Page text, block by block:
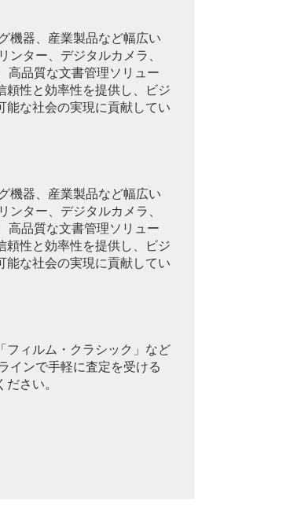
機器、産業製品など幅広い
ター、デジタルカメラ、
高品質な文書管理ソリュー
頼性と効率性を提供し、ビジ
能な社会の実現に貢献してい
機器、産業製品など幅広い
ター、デジタルカメラ、
高品質な文書管理ソリュー
頼性と効率性を提供し、ビジ
能な社会の実現に貢献してい
フィルム・クラシック」など
インで手軽に査定を受ける
さい。